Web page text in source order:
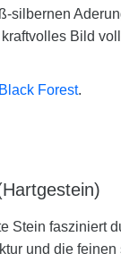
silbernen
Bild
Black Forest.
Stein fasziniert
und die